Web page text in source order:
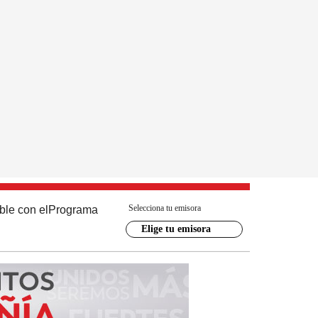
con el Programa Selecciona tu emisora
Elige tu emisora